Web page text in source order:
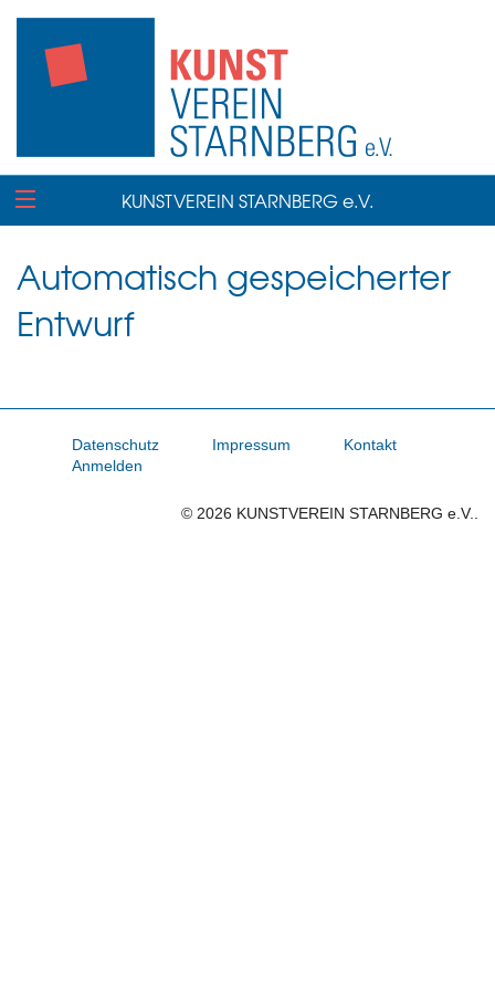
KUNSTVEREIN STARNBERG e.V.
Automatisch gespeicherter
Entwurf
Datenschutz Impressum
Kontakt
Anmelden
© 2026 KUNSTVEREIN STARNBERG e.V..